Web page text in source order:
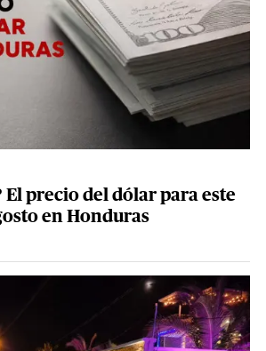
El precio del dólar para este
en Honduras